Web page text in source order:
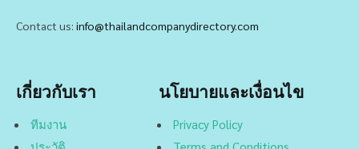
Contact us: info@thailandcompanydirectory.com
เกี่ยวกับเรา
ทีมงาน
นโยบายและเงื่อนไข
Privacy Policy